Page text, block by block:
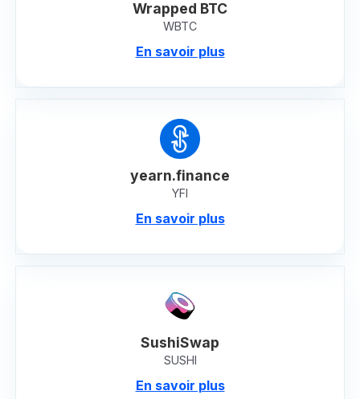
Wrapped BTC
WBTC
En savoir plus
yearn.finance
YFI
En savoir plus
SushiSwap
SUSHI
En savoir plus